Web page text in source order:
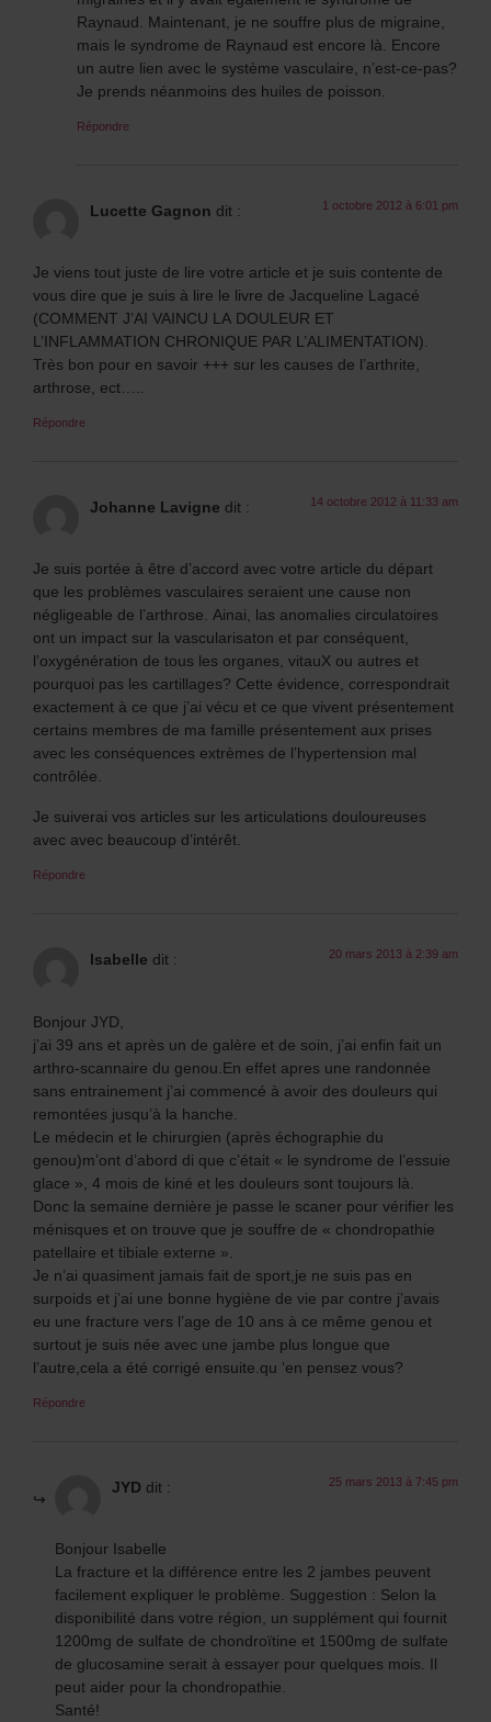
Raynaud. Maintenant, je ne souffre plus de migraine,
mais le syndrome de Raynaud est encore là. Encore
un autre lien avec le système vasculaire, n’est-ce-pas?
Je prends néanmoins des huiles de poisson.
Répondre
Lucette Gagnon dit : 1 octobre 2012 à 6:01 pm
Je viens tout juste de lire votre article et je suis contente de
vous dire que je suis à lire le livre de Jacqueline Lagacé
(COMMENT J’AI VAINCU LA DOULEUR ET
L’INFLAMMATION CHRONIQUE PAR L’ALIMENTATION).
Très bon pour en savoir +++ sur les causes de l’arthrite,
arthrose, ect…..
Répondre
Johanne Lavigne dit : 14 octobre 2012 à 11:33 am
Je suis portée à être d’accord avec votre article du départ
que les problèmes vasculaires seraient une cause non
négligeable de l’arthrose. Ainai, las anomalies circulatoires
ont un impact sur la vascularisaton et par conséquent,
l’oxygénération de tous les organes, vitauX ou autres et
pourquoi pas les cartillages? Cette évidence, correspondrait
exactement à ce que j’ai vécu et ce que vivent présentement
certains membres de ma famille présentement aux prises
avec les conséquences extrèmes de l’hypertension mal
contrôlée.
Je suiverai vos articles sur les articulations douloureuses
avec avec beaucoup d’intérêt.
Répondre
Isabelle dit : 20 mars 2013 à 2:39 am
Bonjour JYD,
j’ai 39 ans et après un de galère et de soin, j’ai enfin fait un
arthro-scannaire du genou.En effet apres une randonnée
sans entrainement j’ai commencé à avoir des douleurs qui
remontées jusqu’à la hanche.
Le médecin et le chirurgien (après échographie du
genou)m’ont d’abord di que c’était « le syndrome de l’essuie
glace », 4 mois de kiné et les douleurs sont toujours là.
Donc la semaine dernière je passe le scaner pour vérifier les
ménisques et on trouve que je souffre de « chondropathie
patellaire et tibiale externe ».
Je n’ai quasiment jamais fait de sport,je ne suis pas en
surpoids et j’ai une bonne hygiène de vie par contre j’avais
eu une fracture vers l’age de 10 ans à ce même genou et
surtout je suis née avec une jambe plus longue que
l’autre,cela a été corrigé ensuite.qu ‘en pensez vous?
Répondre
JYD dit : 25 mars 2013 à 7:45 pm
Bonjour Isabelle
La fracture et la différence entre les 2 jambes peuvent
facilement expliquer le problème. Suggestion : Selon la
disponibilité dans votre région, un supplément qui fournit
1200mg de sulfate de chondroïtine et 1500mg de sulfate
de glucosamine serait à essayer pour quelques mois. Il
peut aider pour la chondropathie.
Santé!